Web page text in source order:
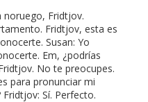
noruego, Fridtjov.
Fridtjov, esta es
Susan: Yo
Em, ¿podrías
No te preocupes.
para pronunciar mi
Sí. Perfecto.